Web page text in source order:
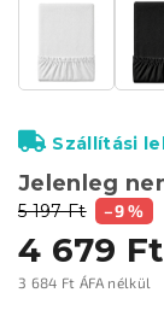
5 197 Ft –9 %
4 679 Ft
3 684 Ft ÁFA nélkül
Jelenleg
Szállítási